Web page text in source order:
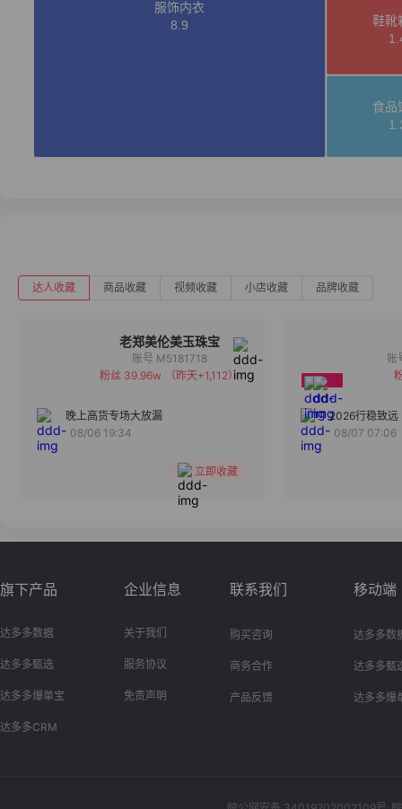
达人收藏 商品收藏 视频收藏 小店收藏 品牌收藏
老郑美伦美玉珠宝
备注
分组
账号 M5181718
粉丝 39.96w
（昨天+1,112）
晚上高货专场大放漏
08/06 19:34
立即收藏
2026行稳致远
08/07 07:06
旗下产品
达多多数据
达多多甄选
达多多爆单宝
达多多CRM
企业信息
关于我们
服务协议
免责声明
联系我们
购买咨询
商务合作
产品反馈
移动端
达多多数
达多多甄
达多多爆